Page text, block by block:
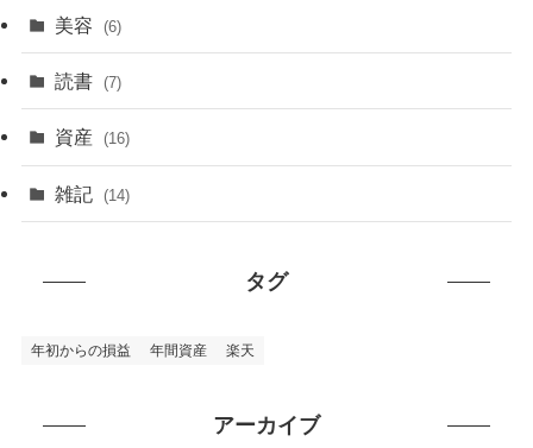
美容 (6)
読書 (7)
資産 (16)
雑記 (14)
タグ
年初からの損益 年間資産 楽天
アーカイブ